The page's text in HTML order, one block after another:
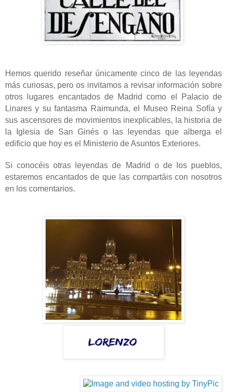
Hemos querido reseñar únicamente cinco de las leyendas
más curiosas, pero os invitamos a revisar información sobre
otros lugares encantados de Madrid como el Palacio de
Linares y su fantasma Raimunda, el Museo Reina Sofía y
sus ascensores de movimientos inexplicables, la historia de
la Iglesia de San Ginés o las leyendas que alberga el
edificio que hoy es el Ministerio de Asuntos Exteriores.
Si conocéis otras leyendas de Madrid o de los pueblos,
estaremos encantados de que las compartáis con nosotros
en los comentarios.